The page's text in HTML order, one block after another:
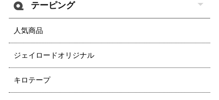
テーピング
人気商品
ジェイロードオリジナル
キロテープ